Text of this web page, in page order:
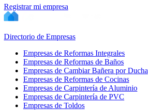
Registrar mi empresa
Directorio de Empresas
Empresas de Reformas Integrales
Empresas de Reformas de Baños
Empresas de Cambiar Bañera por Ducha
Empresas de Reformas de Cocinas
Empresas de Carpintería de Aluminio
Empresas de Carpintería de PVC
Empresas de Toldos